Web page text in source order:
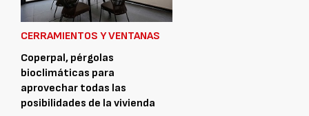
CERRAMIENTOS Y VENTANAS
Coperpal, pérgolas
bioclimáticas para
aprovechar todas las
posibilidades de la vivienda